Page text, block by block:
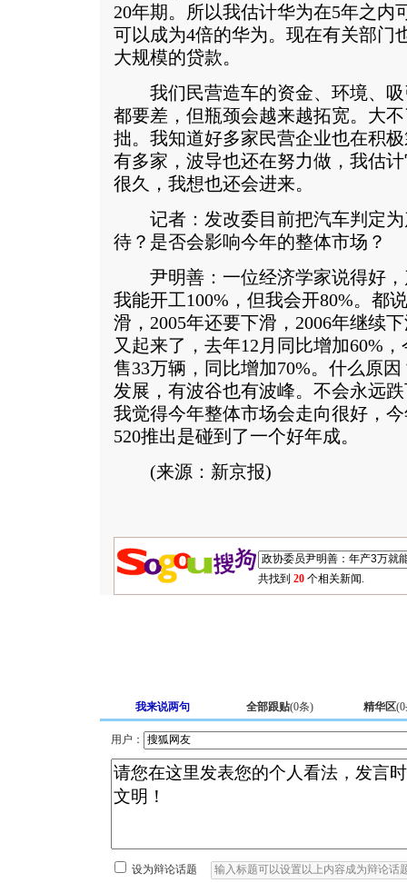
20年期。所以我估计华为在5年之内
可以成为4倍的华为。现在有关部门
大规模的贷款。
我们民营造车的资金、环境、吸
都要差，但瓶颈会越来越拓宽。大
拙。我知道好多家民营企业也在积
有多家，波导也还在努力做，我估
很久，我想也还会进来。
记者：发改委目前把汽车判定为
待？是否会影响今年的整体市场？
尹明善：一位经济学家说得好，
我能开工100%，但我会开80%。都
滑，2005年还要下滑，2006年继续
又起来了，去年12月同比增加60%
售33万辆，同比增加70%。什么原
发展，有波谷也有波峰。不会永远
我觉得今年整体市场会走向很好，
520推出是碰到了一个好年成。
(来源：新京报)
共找到 20 个相关新闻.
我来说两句 全部跟贴(0条) 精华区(0
用户：
设为辩论话题